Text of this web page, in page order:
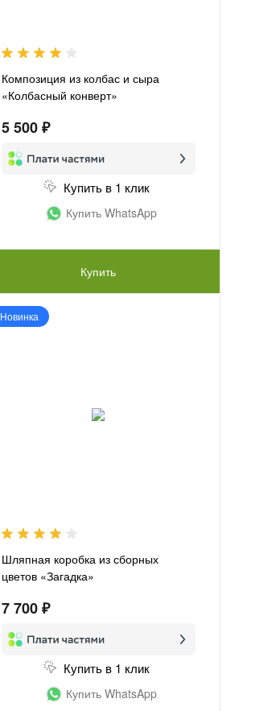
Композиция из колбас и сыра
«Колбасный конверт»
5 500 ₽
Купить в 1 клик
Купить WhatsApp
Купить
Новинка
Шляпная коробка из сборных
цветов «Загадка»
7 700 ₽
Купить в 1 клик
Купить WhatsApp